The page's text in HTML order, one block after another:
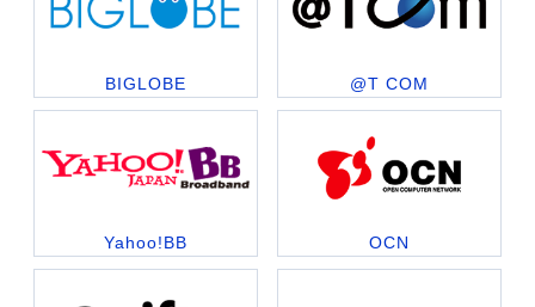
BIGLOBE @T COM
Yahoo!BB OCN